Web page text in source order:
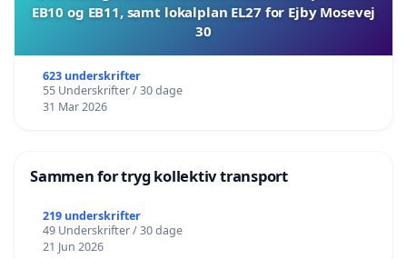
EB10 og EB11, samt lokalplan EL27 for Ejby Mosevej
30
623 underskrifter
55 Underskrifter / 30 dage
31 Mar 2026
Sammen for tryg kollektiv transport
219 underskrifter
49 Underskrifter / 30 dage
21 Jun 2026